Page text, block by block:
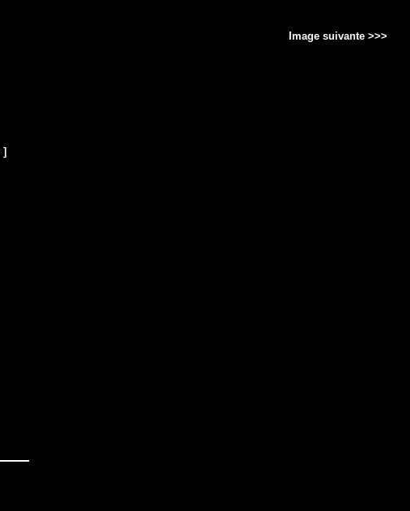
Image suivante >>>
]